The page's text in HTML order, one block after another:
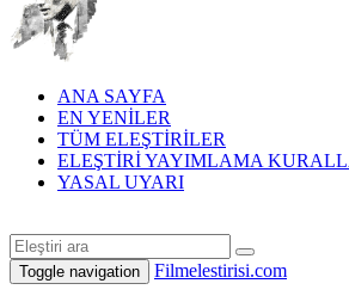
ANA SAYFA
EN YENİLER
TÜM ELEŞTİRİLER
ELEŞTİRİ YAYIMLAMA
YASAL UYARI
Toggle navigation Filmelestirisi.com